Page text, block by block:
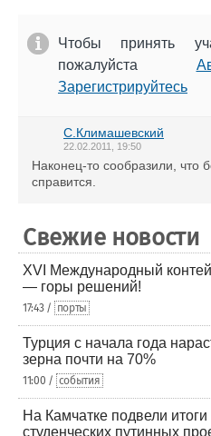
Чтобы принять
пожалуйста
Зарегистрируйтесь
С.Климашевский
22.02.2011, 19:50
Наконец-то сообразили, что
справится.
Свежие новости
XVI Международный
— горы решений!
17:43 / порты
Турция с начала года
зерна почти на 70%
11:00 / события
На Камчатке подвели итоги
студенческих путинных